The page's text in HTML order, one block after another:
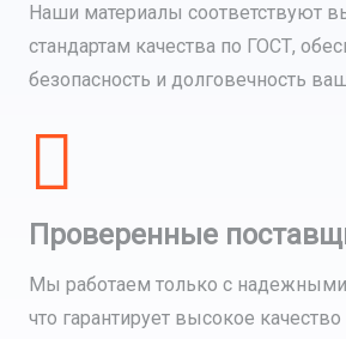
Наши материалы соответствуют
стандартам качества по ГОСТ,
безопасность и долговечность
Проверенные
Мы работаем только с
что гарантирует высокое